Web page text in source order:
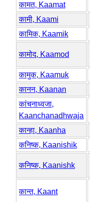
कामत, Kaamat
कामी, Kaami
कामिक, Kaamik
कामोद, Kaamod
कामुक, Kaamuk
कानन, Kaanan
कांचनाध्वजा,
Kaanchanadhwaja
कान्हा, Kaanha
कनिष्क, Kaanishik
कनिष्क, Kaanishk
कान्त, Kaant